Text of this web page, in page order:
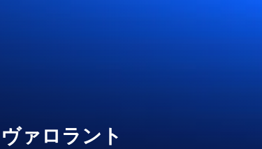
ヴァロラント